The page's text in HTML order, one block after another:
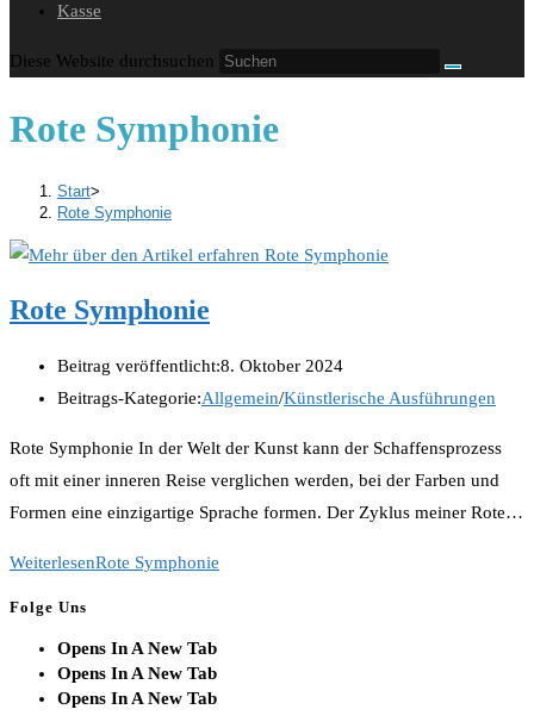
Kasse
Diese Website durchsuchen
Rote Symphonie
Start>
Rote Symphonie
Rote Symphonie
Beitrag veröffentlicht:8. Oktober 2024
Beitrags-Kategorie:Allgemein/Künstlerische Ausführungen
Rote Symphonie In der Welt der Kunst kann der Schaffensprozess
oft mit einer inneren Reise verglichen werden, bei der Farben und
Formen eine einzigartige Sprache formen. Der Zyklus meiner Rote…
WeiterlesenRote Symphonie
Folge Uns
Opens In A New Tab
Opens In A New Tab
Opens In A New Tab